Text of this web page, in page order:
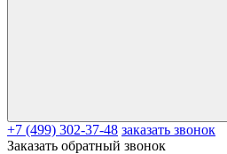
+7 (499) 302-37-48 заказать звонок
Заказать обратный звонок